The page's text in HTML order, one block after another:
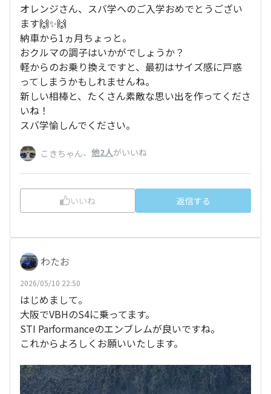
オレンジさん、スバ学へのご入学おめでとうござい
ます🙌✨🙌
納車から1ヵ月ちょっと。
おクルマの調子はいかがでしょうか？
軽からのお乗り換えですと、最初はサイズ感に戸惑
ってしまうかもしれませんね。
新しい相棒と、たくさん素敵な思い出を作ってくださ
いね！
スバ学愉しんでください。
こきちゃん、 他2人がいいね
いいね 返信する
わたお
2026/05/10 22:50
はじめまして。
大阪でVBHのS4に乗ってます。
STI Parformanceのエンブレムが良いですね。
これからよろしくお願いいたします。